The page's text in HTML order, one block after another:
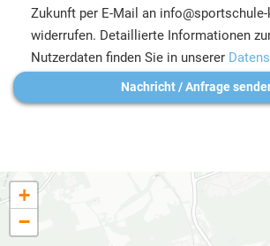
Zukunft per E-Mail an
widerrufen. Detaillierte Informationen
Nutzerdaten finden Sie in unserer
+
−